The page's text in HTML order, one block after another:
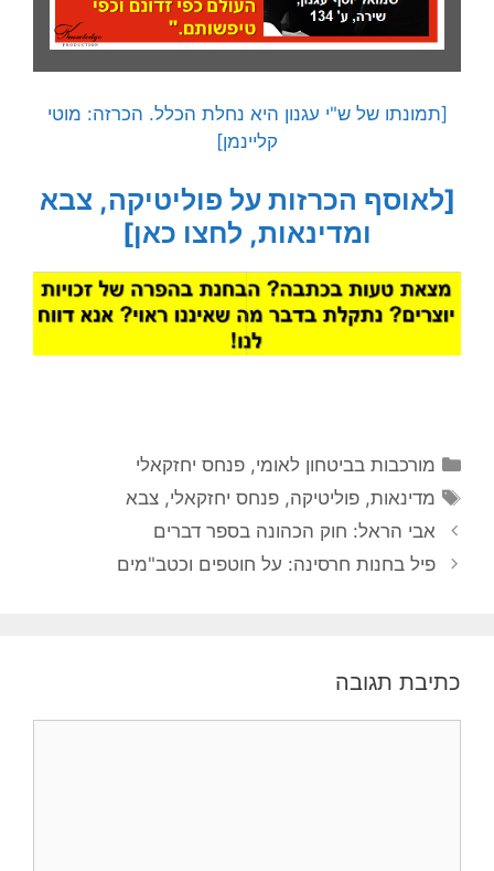
[תמונתו של ש"י עגנון היא נחלת הכלל. הכרזה: מוטי
קליינמן]
[לאוסף הכרזות על פוליטיקה, צבא
ומדינאות, לחצו כאן]
קטגוריות
מורכבות בביטחון לאומי,פנחס יחזקאלי
תגיות
מדינאות,פוליטיקה,פנחס יחזקאלי,צבא
אבי הראל: חוק הכהונה בספר דברים
פיל בחנות חרסינה: על חוטפים וכטב"מים
כתיבת תגובה